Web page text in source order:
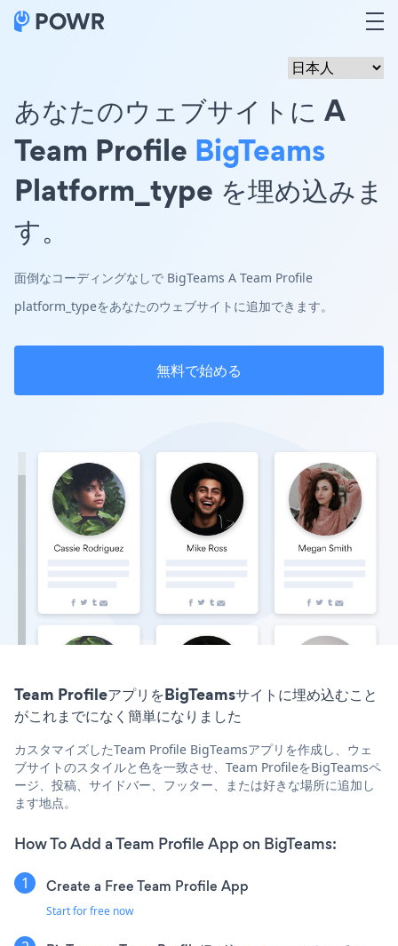
あなたのウェブサイトに A
Team Profile BigTeams
Platform_type を埋め込みま
す。
面倒なコーディングなしで BigTeams A Team Profile
platform_typeをあなたのウェブサイトに追加できます。
無料で始める
Team ProfileアプリをBigTeamsサイトに埋め込むこと
がこれまでになく簡単になりました
カスタマイズしたTeam Profile BigTeamsアプリを作成し、ウェ
ブサイトのスタイルと色を一致させ、Team ProfileをBigTeamsペ
ージ、投稿、サイドバー、フッター、または好きな場所に追加し
ます地点。
How To Add a Team Profile App on BigTeams:
Create a Free Team Profile App
Start for free now